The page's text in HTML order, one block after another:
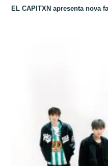
EL CAPITXN apresenta nova